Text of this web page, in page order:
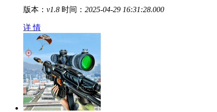
版本： v1.8 时间： 2025-04-29 16:31:28.000
详 情